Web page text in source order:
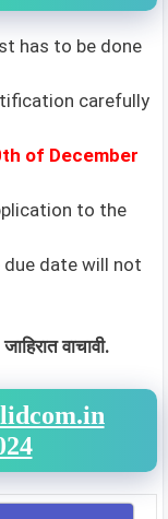
has to be done
carefully
of December
to the
date will not
वाचावी.